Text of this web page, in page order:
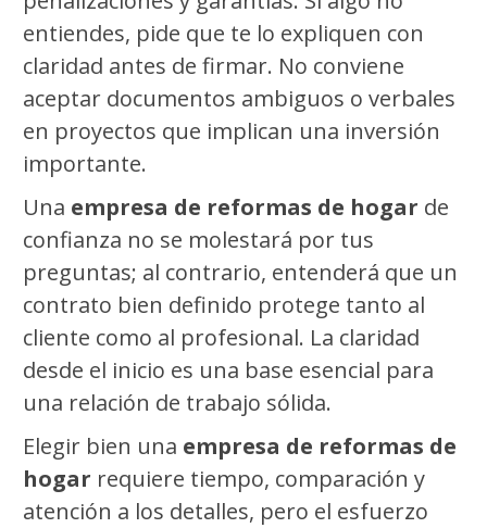
entiendes, pide que te lo expliquen con
claridad antes de firmar. No conviene
aceptar documentos ambiguos o verbales
en proyectos que implican una inversión
importante.
Una empresa de reformas de hogar de
confianza no se molestará por tus
preguntas; al contrario, entenderá que un
contrato bien definido protege tanto al
cliente como al profesional. La claridad
desde el inicio es una base esencial para
una relación de trabajo sólida.
Elegir bien una empresa de reformas de
hogar requiere tiempo, comparación y
atención a los detalles, pero el esfuerzo